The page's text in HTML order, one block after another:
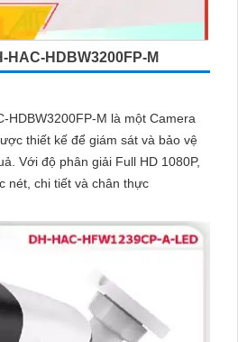
HAC-HDBW3200FP-M
HDBW3200FP-M là một Camera
thiết kế để giám sát và bảo vệ
nét, chi tiết và chân thực